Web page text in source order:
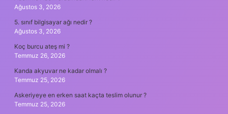
Ağustos 3, 2026
5. sınıf bilgisayar ağı nedir ?
Ağustos 3, 2026
Koç burcu ateş mi ?
Temmuz 26, 2026
Kanda akyuvar ne kadar olmalı ?
Temmuz 25, 2026
Askeriyeye en erken saat kaçta teslim olunur ?
Temmuz 25, 2026